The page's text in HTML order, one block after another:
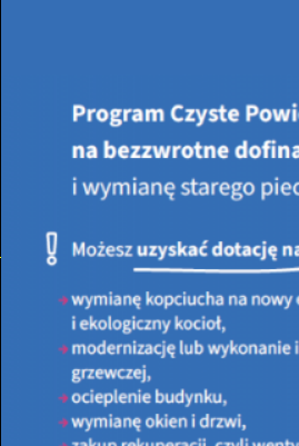
Jesteś tutaj:STRONA GŁÓWNA
Aktualne informacje
WFOŚIGW w
Podpisanie umów z Ochotniczymi
grudnia 2025 r.